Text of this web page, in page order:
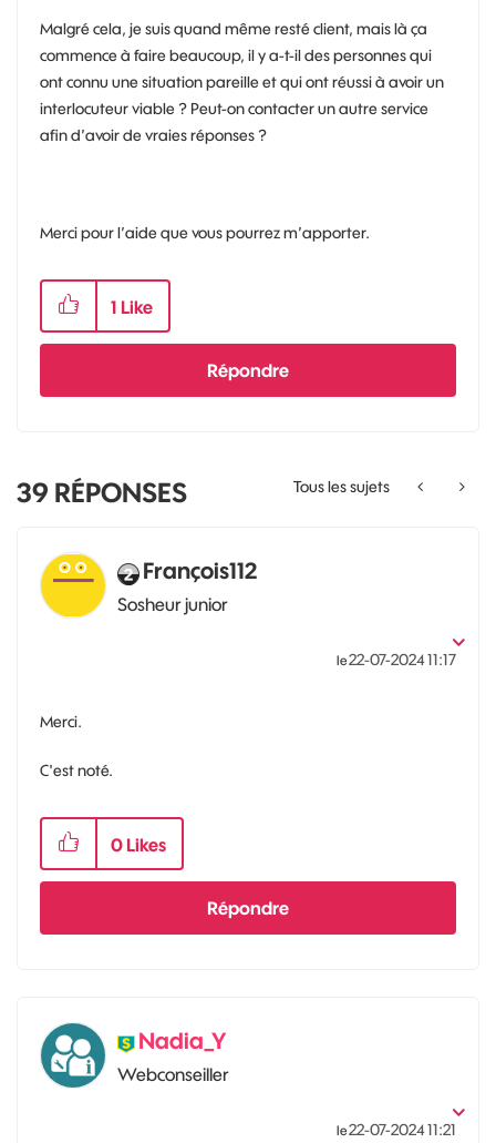
Malgré cela, je suis quand même resté client, mais là ça
commence à faire beaucoup, il y a-t-il des personnes qui
ont connu une situation pareille et qui ont réussi à avoir un
interlocuteur viable ? Peut-on contacter un autre service
afin d’avoir de vraies réponses ?
Merci pour l’aide que vous pourrez m’apporter.
1 Like
Répondre
Tous les sujets
39 RÉPONSES
François112
Sosheur junior
le‎22-07-202411:17
Merci.
C'est noté.
0 Likes
Répondre
Nadia_Y
Webconseiller
le‎22-07-202411:21